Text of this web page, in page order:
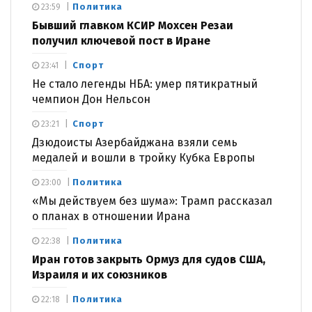
Политика
Бывший главком КСИР Мохсен Резаи
получил ключевой пост в Иране
23:59
Спорт
Не стало легенды НБА: умер пятикратный
чемпион Дон Нельсон
23:41
Спорт
Дзюдоисты Азербайджана взяли семь
медалей и вошли в тройку Кубка Европы
23:21
Политика
«Мы действуем без шума»: Трамп рассказал
о планах в отношении Ирана
23:00
Политика
Иран готов закрыть Ормуз для судов США,
Израиля и их союзников
22:38
Политика
22:18